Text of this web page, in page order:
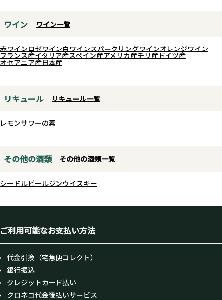
ワイン ワイン一覧
赤ワインロゼワイン白ワインスパークリングワインオレンジワイン
フランス産イタリア産スペイン産アメリカ産チリ産 ドイツ産
オセアニア産日本産
リキュール リキュール一覧
レモンサワーの素
その他の酒類 その他の酒類一覧
シードルビールジンウイスキー
ご利用可能なお支払い方法
代金引換（宅急便コレクト）
銀行振込
クレジットカード払い
クロネコ代金後払いサービス